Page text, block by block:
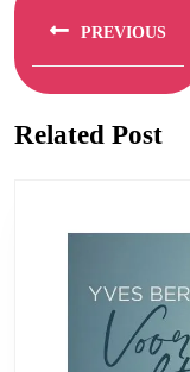
PREVIOUS
post:
Related Post